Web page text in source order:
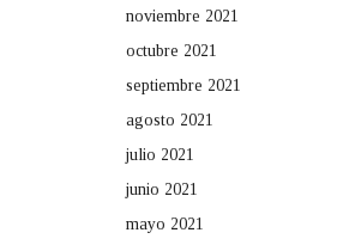
noviembre 2021
octubre 2021
septiembre 2021
agosto 2021
julio 2021
junio 2021
mayo 2021